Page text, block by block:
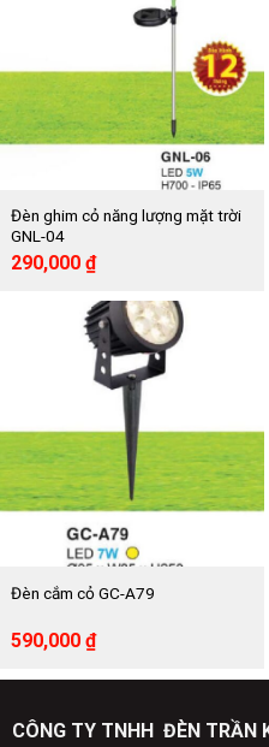
Đèn ghim cỏ năng lượng mặt trời
GNL-04
Giá
485,000 ₫.
290,000 ₫Giá
tại
là:
290,000 ₫.
Đèn cắm cỏ GC-A79
Giá
là:
590,000 ₫Giá
hiện
tại
590,000 ₫.
CÔNG TY TNHH ĐÈN TRẦN